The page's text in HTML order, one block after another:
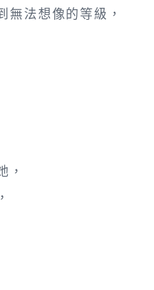
法想像的等級，
，